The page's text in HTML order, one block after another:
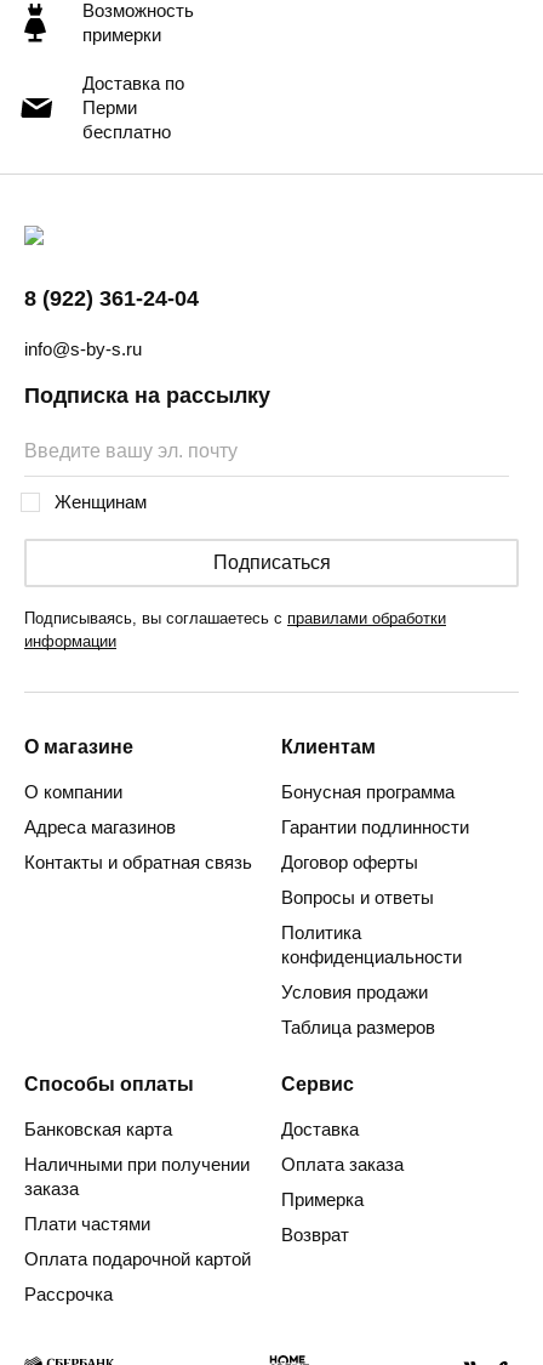
Возможность
примерки
Доставка по
Перми
бесплатно
8 (922) 361-24-04
info@s-by-s.ru
Подписка на рассылку
Женщинам
Подписаться
Подписываясь, вы соглашаетесь с правилами обработки
информации
О магазине
О компании
Адреса магазинов
Контакты и обратная связь
Клиентам
Бонусная программа
Гарантии подлинности
Договор оферты
Вопросы и ответы
Политика
конфиденциальности
Условия продажи
Таблица размеров
Способы оплаты
Банковская карта
Наличными при получении
заказа
Плати частями
Оплата подарочной картой
Рассрочка
Сервис
Доставка
Оплата заказа
Примерка
Возврат